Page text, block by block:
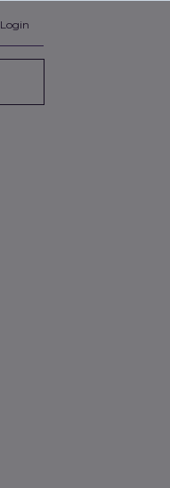
Login